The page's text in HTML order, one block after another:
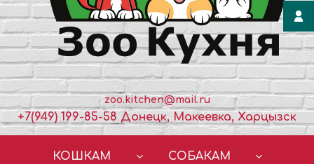
zoo.kitchen@mail.ru
+7(949) 199-85-58 Донецк, Макеевка, Харцызск
КОШКАМ СОБАКАМ